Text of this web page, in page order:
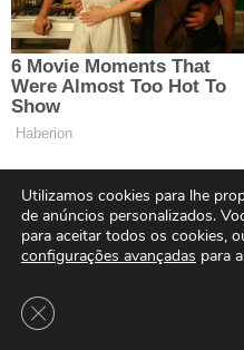
Utilizamos cookies para lhe
de anúncios personalizados.
para aceitar todos os cookies,
configurações avançadas para
Close GDPR Cookie Banner